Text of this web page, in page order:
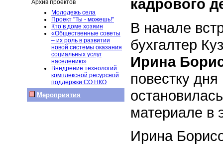
Архив проектов
Молодежь села
Проект "Ты - можешь!"
Кто в доме хозяин
«Общественные советы
– их роль в развитии
новой системы оказания
социальных услуг
населению»
Внедрение технологий
комплексной ресурсной
поддержки СО НКО
Мероприятия
кадрового
В начале
бухгалтер
Ирина
повестку
материале в
Ирина